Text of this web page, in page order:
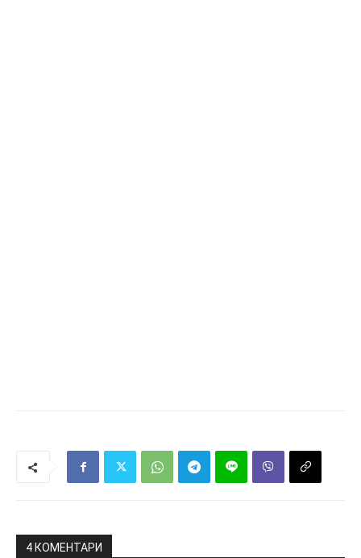
4 КОМЕНТАРИ